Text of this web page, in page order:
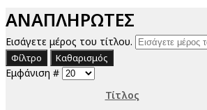
ΑΝΑΠΛΗΡΩΤΕΣ
Εισάγετε μέρος του τίτλου.
Φίλτρο Καθαρισμός
Εμφάνιση #
Τίτλος